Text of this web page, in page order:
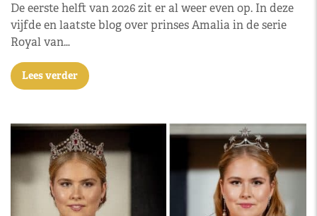
De eerste helft van 2026 zit er al weer even op. In deze
vijfde en laatste blog over prinses Amalia in de serie
Royal van…
Lees verder